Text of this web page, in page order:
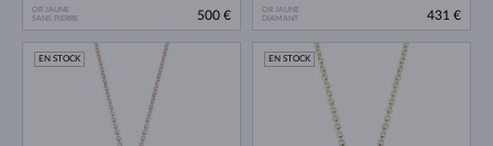
OR JAUNE
SANS PIERRE
500 €
OR JAUNE
DIAMANT
431 €
EN STOCK EN STOCK